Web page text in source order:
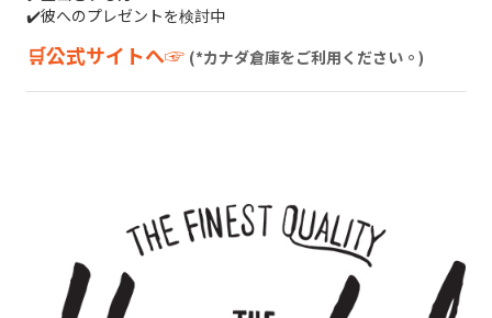
✔️彼へのプレゼントを検討中
🛒公式サイトへ☞ (*カナダ倉庫をご利用ください。)